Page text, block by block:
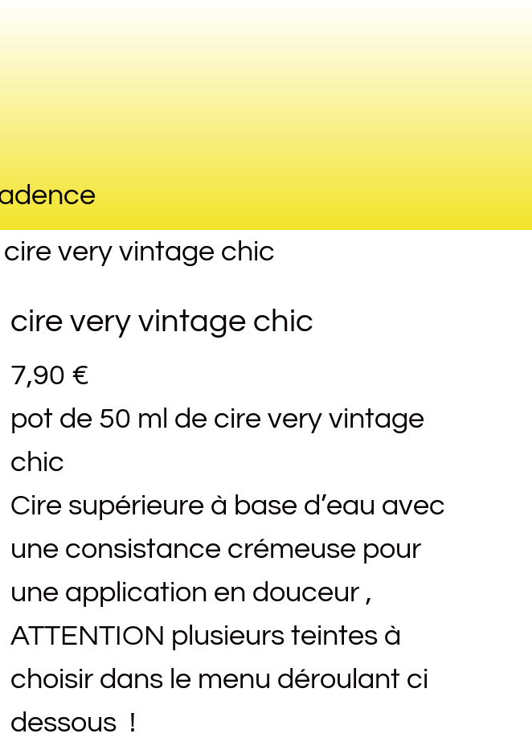
very vintage chic
cire very vintage chic
7,90 €
pot de 50 ml de cire very vintage
chic
Cire supérieure à base d’eau avec
une consistance crémeuse pour
une application en douceur ,
ATTENTION plusieurs teintes à
choisir dans le menu déroulant ci
dessous !